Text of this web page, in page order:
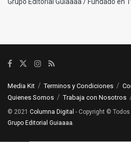
Grupo Editorial Guíaaaa / Fundado en
Media Kit Terminos y Condiciones
Quienes Somos
Trabaja con Nosotros
© 2021 Columna Digital - Copyright ©
Grupo Editorial Guiaaaa.